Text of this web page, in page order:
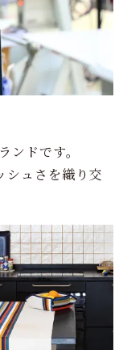
ドです。
ュさを織り交